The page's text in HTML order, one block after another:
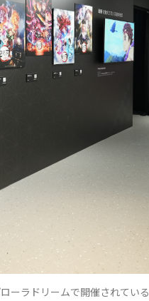
ーラドリームで開催されてい